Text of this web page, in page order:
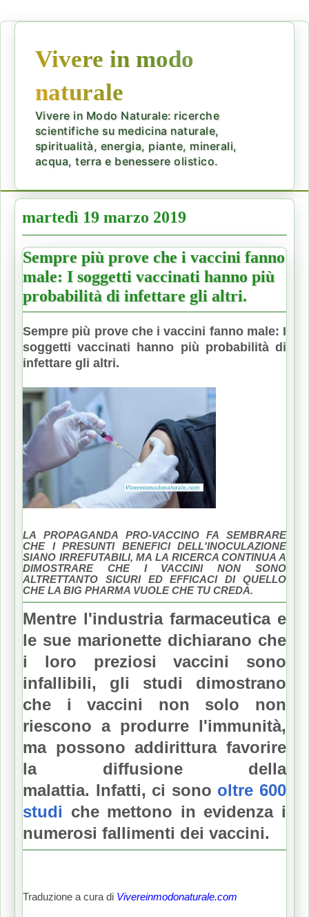
Vivere in modo
naturale
Vivere in Modo Naturale: ricerche
scientifiche su medicina naturale,
spiritualità, energia, piante, minerali,
acqua, terra e benessere olistico.
martedì 19 marzo 2019
Sempre più prove che i vaccini fanno
male: I soggetti vaccinati hanno più
probabilità di infettare gli altri.
Sempre più prove che i vaccini fanno male: I
soggetti vaccinati hanno più probabilità di
infettare gli altri.
LA PROPAGANDA PRO-VACCINO FA SEMBRARE
CHE I PRESUNTI BENEFICI DELL'INOCULAZIONE
SIANO IRREFUTABILI, MA LA RICERCA CONTINUA A
DIMOSTRARE CHE I VACCINI NON SONO
ALTRETTANTO SICURI ED EFFICACI DI QUELLO
CHE LA BIG PHARMA VUOLE CHE TU CREDA.
Mentre l'industria farmaceutica e
le sue marionette dichiarano che
i loro preziosi vaccini sono
infallibili, gli studi dimostrano
che i vaccini non solo non
riescono a produrre l'immunità,
ma possono addirittura favorire
la diffusione della
malattia. Infatti, ci sono oltre 600
studi che mettono in evidenza i
numerosi fallimenti dei vaccini.
Traduzione a cura di Vivereinmodonaturale.com